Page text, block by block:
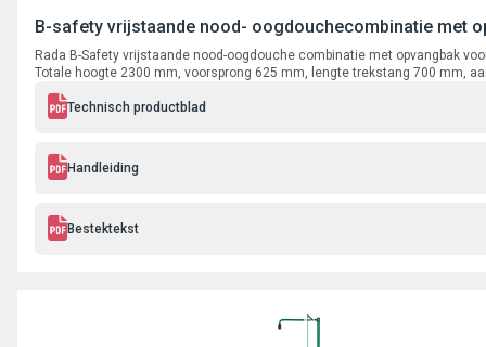
B-safety vrijstaande nood- oogdouchecombinatie met
Rada B-Safety vrijstaande nood-oogdouche combinatie met opvangbak
Totale hoogte 2300 mm, voorsprong 625 mm, lengte trekstang 700 mm,
binnendraad.
Technisch productblad
Handleiding
Bestektekst